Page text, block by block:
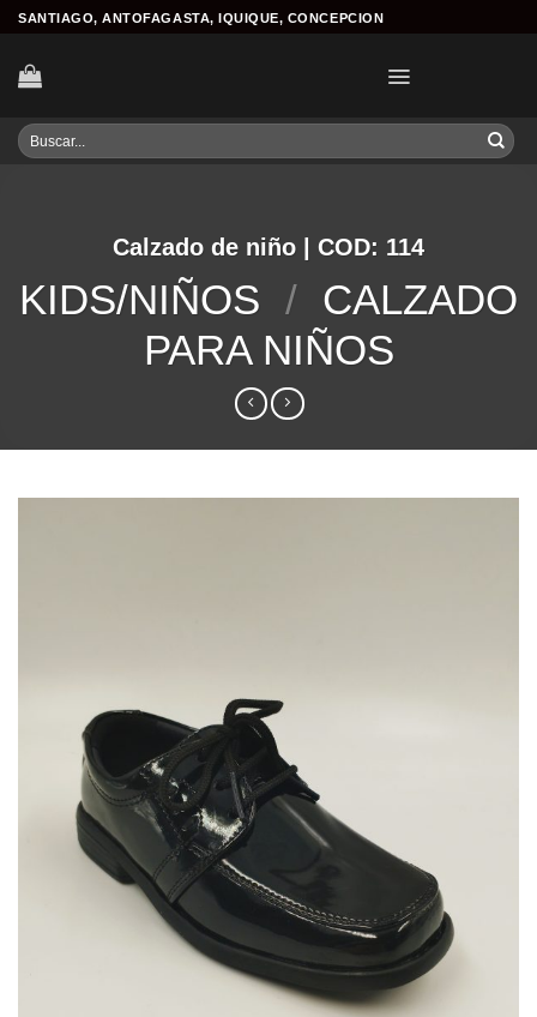
Skip
content
SANTIAGO, ANTOFAGASTA, IQUIQUE, CONCEPCION
Buscar
por:
Calzado de niño | COD: 114
KIDS/NIÑOS / CALZADO
PARA NIÑOS